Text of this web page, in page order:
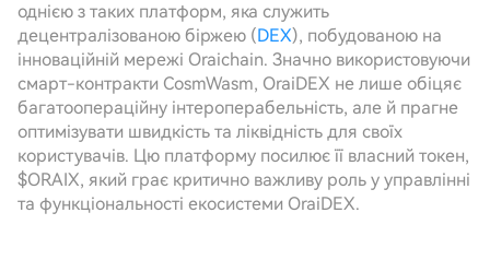
однією з таких платформ, яка служить
децентралізованою біржею (DEX), побудованою на
інноваційній мережі Oraichain. Значно використовуючи
смарт-контракти CosmWasm, OraiDEX не лише обіцяє
багатоопераційну інтероперабельність, але й прагне
оптимізувати швидкість та ліквідність для своїх
користувачів. Цю платформу посилює її власний токен,
$ORAIX, який грає критично важливу роль у управлінні
та функціональності екосистеми OraiDEX.